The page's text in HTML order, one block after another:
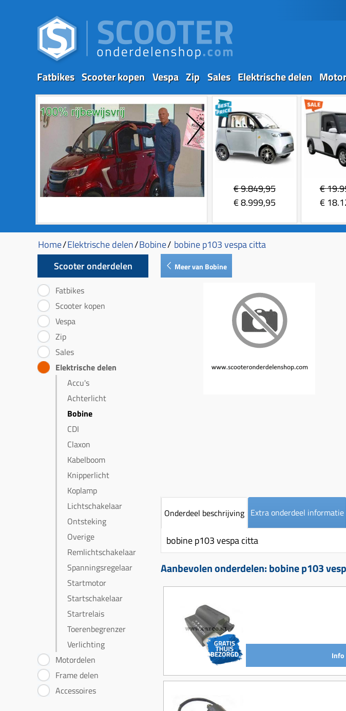
Fatbikes Scooter kopen Vespa Zip Sales Elektrische delen
€9.849,95
€8.999,95
€
€
Home/Elektrische delen/Bobine/ bobine p103 vespa citta
Scooter onderdelen
Fatbikes
Scooter kopen
Vespa
Zip
Sales
Elektrische delen
Accu's
Achterlicht
Bobine
CDI
Claxon
Kabelboom
Knipperlicht
Koplamp
Lichtschakelaar
Ontsteking
Overige
Remlichtschakelaar
Spanningsregelaar
Startmotor
Startschakelaar
Startrelais
Toerenbegrenzer
Verlichting
Motordelen
Frame delen
Accessoires
Meer van Bobine
Onderdeel beschrijving Extra onderdeel informatie
bobine p103 vespa citta
Aanbevolen onderdelen: bobine p103
Info